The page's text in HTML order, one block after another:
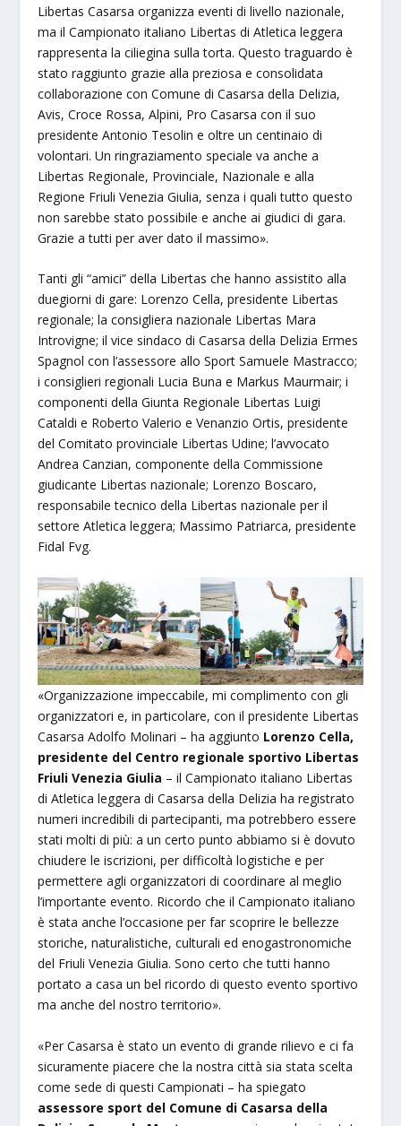
Libertas Casarsa organizza eventi di livello nazionale,
ma il Campionato italiano Libertas di Atletica leggera
rappresenta la ciliegina sulla torta. Questo traguardo è
stato raggiunto grazie alla preziosa e consolidata
collaborazione con Comune di Casarsa della Delizia,
Avis, Croce Rossa, Alpini, Pro Casarsa con il suo
presidente Antonio Tesolin e oltre un centinaio di
volontari. Un ringraziamento speciale va anche a
Libertas Regionale, Provinciale, Nazionale e alla
Regione Friuli Venezia Giulia, senza i quali tutto questo
non sarebbe stato possibile e anche ai giudici di gara.
Grazie a tutti per aver dato il massimo».
Tanti gli “amici” della Libertas che hanno assistito alla
duegiorni di gare: Lorenzo Cella, presidente Libertas
regionale; la consigliera nazionale Libertas Mara
Introvigne; il vice sindaco di Casarsa della Delizia Ermes
Spagnol con l’assessore allo Sport Samuele Mastracco;
i consiglieri regionali Lucia Buna e Markus Maurmair; i
componenti della Giunta Regionale Libertas Luigi
Cataldi e Roberto Valerio e Venanzio Ortis, presidente
del Comitato provinciale Libertas Udine; l’avvocato
Andrea Canzian, componente della Commissione
giudicante Libertas nazionale; Lorenzo Boscaro,
responsabile tecnico della Libertas nazionale per il
settore Atletica leggera; Massimo Patriarca, presidente
Fidal Fvg.
«Organizzazione impeccabile, mi complimento con gli
organizzatori e, in particolare, con il presidente Libertas
Casarsa Adolfo Molinari – ha aggiunto Lorenzo Cella,
presidente del Centro regionale sportivo Libertas
Friuli Venezia Giulia – il Campionato italiano Libertas
di Atletica leggera di Casarsa della Delizia ha registrato
numeri incredibili di partecipanti, ma potrebbero essere
stati molti di più: a un certo punto abbiamo si è dovuto
chiudere le iscrizioni, per difficoltà logistiche e per
permettere agli organizzatori di coordinare al meglio
l’importante evento. Ricordo che il Campionato italiano
è stata anche l’occasione per far scoprire le bellezze
storiche, naturalistiche, culturali ed enogastronomiche
del Friuli Venezia Giulia. Sono certo che tutti hanno
portato a casa un bel ricordo di questo evento sportivo
ma anche del nostro territorio».
«Per Casarsa è stato un evento di grande rilievo e ci fa
sicuramente piacere che la nostra città sia stata scelta
come sede di questi Campionati – ha spiegato
assessore sport del Comune di Casarsa della